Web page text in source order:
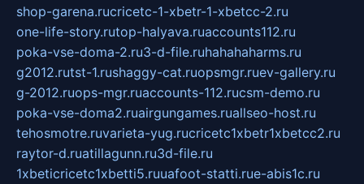
shop-garena.rucricetc-1-xbetr-1-xbetcc-2.ru
one-life-story.rutop-halyava.ruaccounts112.ru
poka-vse-doma-2.ru3-d-file.ruhahahaharms.ru
g2012.rutst-1.rushaggy-cat.ruopsmgr.ruev-gallery.ru
g-2012.ruops-mgr.ruaccounts-112.rucsm-demo.ru
poka-vse-doma2.ruairgungames.ruallseo-host.ru
tehosmotre.ruvarieta-yug.rucricetc1xbetr1xbetcc2.ru
raytor-d.ruatillagunn.ru3d-file.ru
1xbeticricetc1xbetti5.ruuafoot-statti.rue-abis1c.ru